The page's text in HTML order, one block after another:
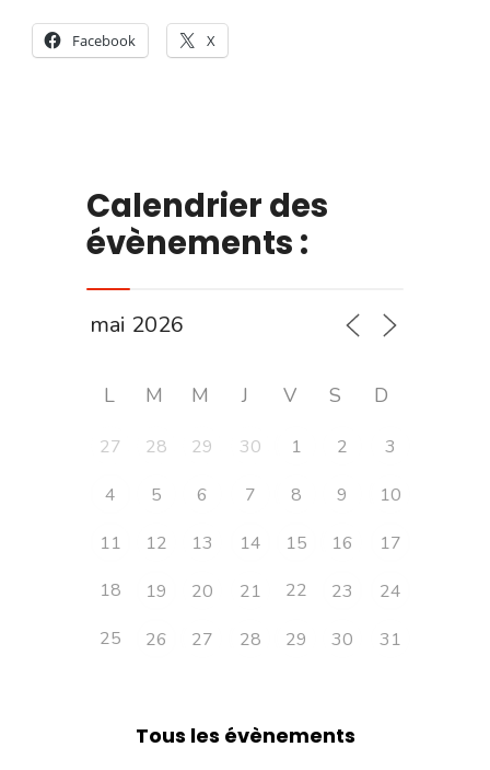
Facebook X
Calendrier des
évènements :
L M M J V S D
27 28 29 30 1 2
3
4
5 6 7 8 9
10
11
12 13 14 15 16
17
18
19 20 21 22 23
24
25
26 27 28 29 30 31
Tous les évènements